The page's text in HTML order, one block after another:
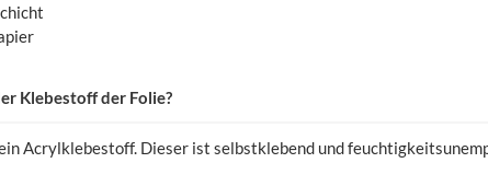
Klebestoff der Folie?
Acrylklebestoff. Dieser ist selbstklebend und